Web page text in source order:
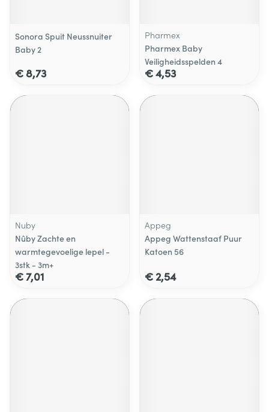
Sonora Spuit Neussnuiter
Baby 2
€ 8,73
Pharmex
Pharmex Baby
Veiligheidsspelden 4
€ 4,53
Nuby
Nûby Zachte en
warmtegevoelige lepel -
3stk - 3m+
€ 7,01
Appeg
Appeg Wattenstaaf Puur
Katoen 56
€ 2,54